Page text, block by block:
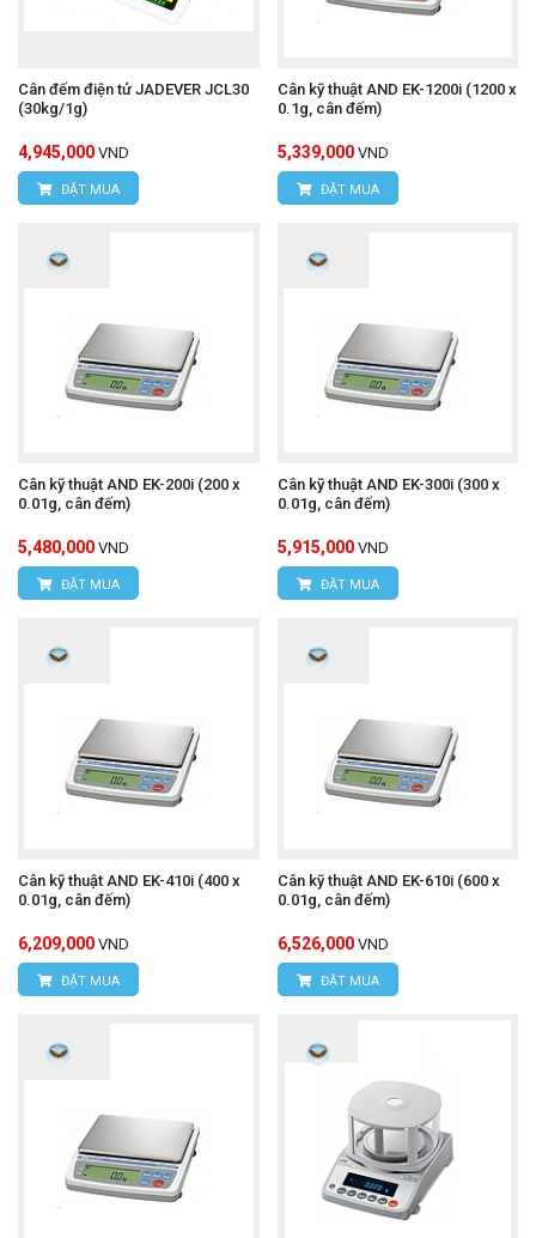
Cân đếm điện tử JADEVER JCL30
(30kg/1g)
4,945,000 VND
ĐẶT MUA
Cân kỹ thuật AND EK-1200i (1200 x
0.1g, cân đếm)
5,339,000 VND
ĐẶT MUA
Cân kỹ thuật AND EK-200i (200 x
0.01g, cân đếm)
5,480,000 VND
ĐẶT MUA
Cân kỹ thuật AND EK-300i (300 x
0.01g, cân đếm)
5,915,000 VND
ĐẶT MUA
Cân kỹ thuật AND EK-410i (400 x
0.01g, cân đếm)
6,209,000 VND
ĐẶT MUA
Cân kỹ thuật AND EK-610i (600 x
0.01g, cân đếm)
6,526,000 VND
ĐẶT MUA